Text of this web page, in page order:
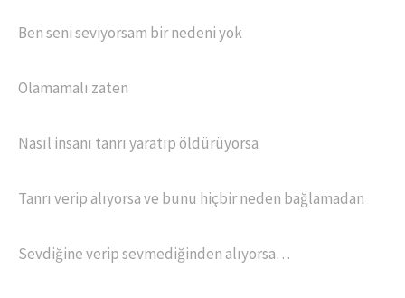
Ben seni seviyorsam bir nedeni yok
Olamamalı zaten
Nasıl insanı tanrı yaratıp öldürüyorsa
Tanrı verip alıyorsa ve bunu hiçbir neden bağlamadan
Sevdiğine verip sevmediğinden alıyorsa…